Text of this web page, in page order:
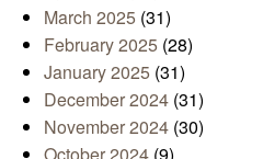
March 2025 (31)
February 2025 (28)
January 2025 (31)
December 2024 (31)
November 2024 (30)